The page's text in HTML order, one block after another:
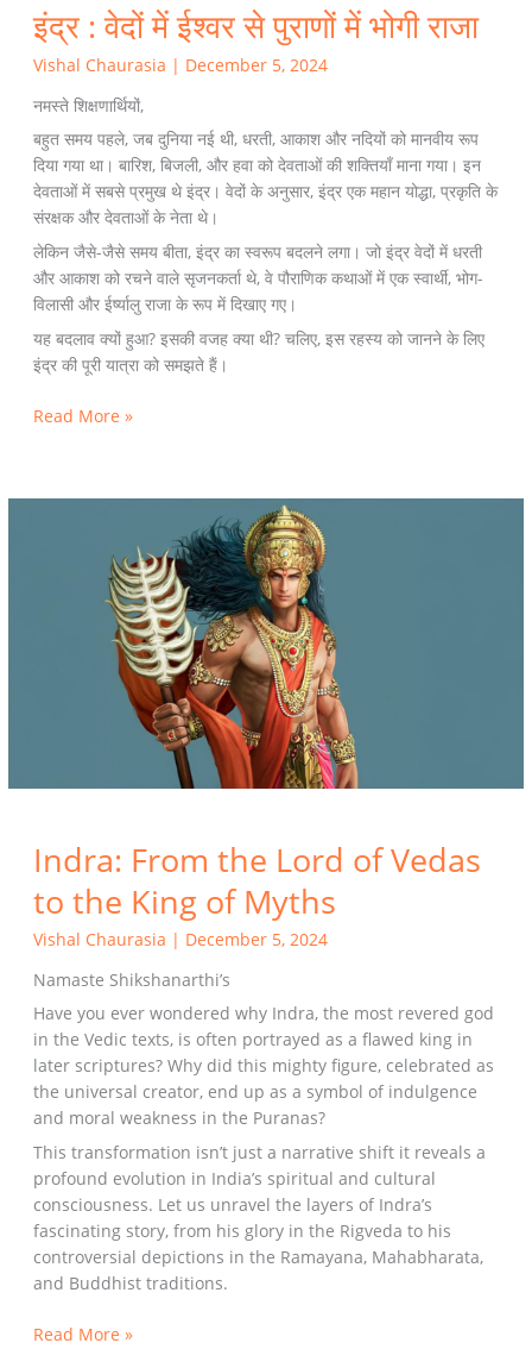
इंद्र : वेदों में ईश्वर से पुराणों में भोगी राजा
Vishal Chaurasia | December 5, 2024
नमस्ते शिक्षणार्थियों,
बहुत समय पहले, जब दुनिया नई थी, धरती, आकाश और नदियों को मानवीय रूप
दिया गया था। बारिश, बिजली, और हवा को देवताओं की शक्तियाँ माना गया। इन
देवताओं में सबसे प्रमुख थे इंद्र। वेदों के अनुसार, इंद्र एक महान योद्धा, प्रकृति के
संरक्षक और देवताओं के नेता थे।
लेकिन जैसे-जैसे समय बीता, इंद्र का स्वरूप बदलने लगा। जो इंद्र वेदों में धरती
और आकाश को रचने वाले सृजनकर्ता थे, वे पौराणिक कथाओं में एक स्वार्थी, भोग-
विलासी और ईर्ष्यालु राजा के रूप में दिखाए गए।
यह बदलाव क्यों हुआ? इसकी वजह क्या थी? चलिए, इस रहस्य को जानने के लिए
इंद्र की पूरी यात्रा को समझते हैं।
Read More »
Indra: From the Lord of Vedas
to the King of Myths
Vishal Chaurasia | December 5, 2024
Namaste Shikshanarthi’s
Have you ever wondered why Indra, the most revered god
in the Vedic texts, is often portrayed as a flawed king in
later scriptures? Why did this mighty figure, celebrated as
the universal creator, end up as a symbol of indulgence
and moral weakness in the Puranas?
This transformation isn’t just a narrative shift it reveals a
profound evolution in India’s spiritual and cultural
consciousness. Let us unravel the layers of Indra’s
fascinating story, from his glory in the Rigveda to his
controversial depictions in the Ramayana, Mahabharata,
and Buddhist traditions.
Read More »